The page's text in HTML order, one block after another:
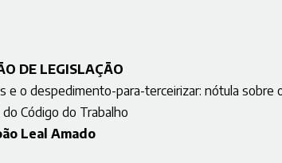
DE LEGISLAÇÃO
e o despedimento-para-terceirizar: nótula sobre
do Código do Trabalho
Leal Amado